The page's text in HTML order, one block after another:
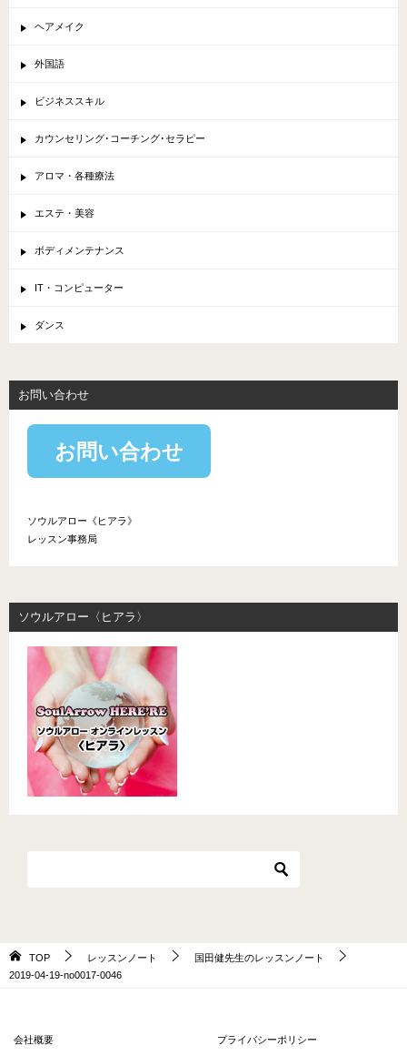
ヘアメイク
外国語
ビジネススキル
カウンセリング･コーチング･セラピー
アロマ・各種療法
エステ・美容
ボディメンテナンス
IT・コンピューター
ダンス
お問い合わせ
お問い合わせ
ソウルアロー《ヒアラ》
レッスン事務局
ソウルアロー〈ヒアラ〉
TOP レッスンノート
国田健先生のレッスンノート
2019-04-19-no0017-0046
会社概要 プライバシーポリシー